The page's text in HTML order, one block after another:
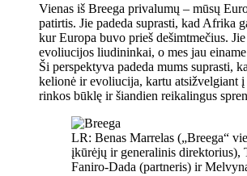
Vienas iš Breega privalumų – mūsų
patirtis. Jie padeda suprasti, kad Afrika
kur Europa buvo prieš dešimtmečius.
evoliucijos liudininkai, o mes jau
Ši perspektyva padeda mums suprasti,
kelionė ir evoliucija, kartu atsižvelgiant į
rinkos būklę ir šiandien reikalingus
LR: Benas Marrelas („Breega“
įkūrėjų ir generalinis direktorius),
Faniro-Dada (partneris) ir